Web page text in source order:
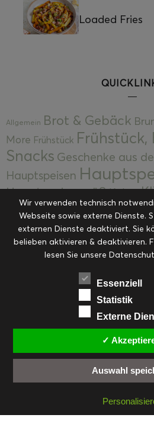
Loaded Fries
Allgemein Brot & Gebäck
More Frühstück Frühstück,
Snacks Geschenke aus
Hauptspeisen
Hauptspeisen süßKekse
Kuchen, Torten &
Desserts Kulinarik
Eingemachtes Ohne
RezepteSaisonal
Suppen, Salate &
Vorspeisen, Salate
Weihnachten Workshops &
FACEBOOK
INSTAGRAM
© cookiteasy.at by Simone Kemptner |
Wir verwenden technisch
Webseite sowie externe Dienste.
externen Dienste deaktiviert. Sie
belieben aktivieren & deaktivieren.
lesen Sie unsere
Essenziell
Statistik
Externe
✓
Auswahl